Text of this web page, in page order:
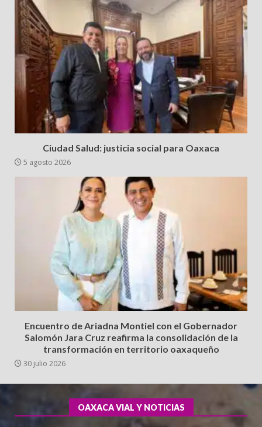
Ciudad Salud: justicia social para Oaxaca
5 agosto 2026
Encuentro de Ariadna Montiel con el Gobernador
Salomón Jara Cruz reafirma la consolidación de la
transformación en territorio oaxaqueño
30 julio 2026
OAXACA VIAL Y NOTICIAS